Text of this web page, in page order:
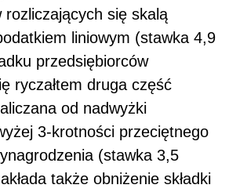
rozliczających się skalą
liniowym (stawka 4,9
przedsiębiorców
ryczałtem druga część
od nadwyżki
3-krotności przeciętnego
(stawka 3,5
także obniżenie składki